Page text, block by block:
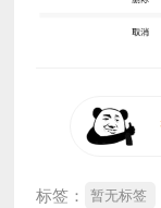
标签： 暂无标签